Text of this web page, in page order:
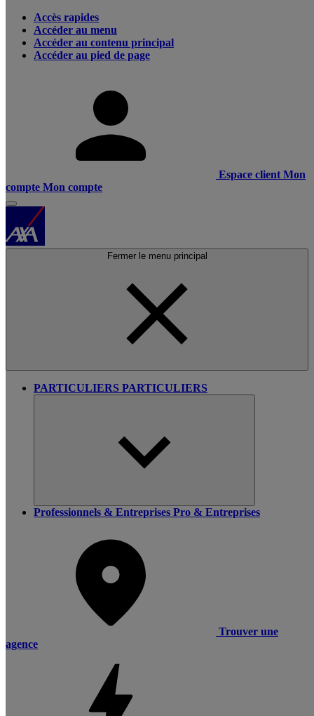
Accès rapides
Accéder au menu
Accéder au contenu principal
Accéder au pied de page
Espace client Mon
compte Mon compte
Fermer le menu principal
PARTICULIERS PARTICULIERS
Professionnels & Entreprises Pro & Entreprises
Trouver une
agence